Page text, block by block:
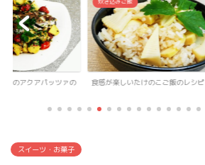
トのアクアパッツァの 食感が楽しいたけのこご飯のレシピ
スイーツ・お菓子